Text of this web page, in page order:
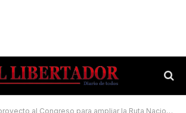
al Congreso para ampliar la Ruta Nacional Nº 12